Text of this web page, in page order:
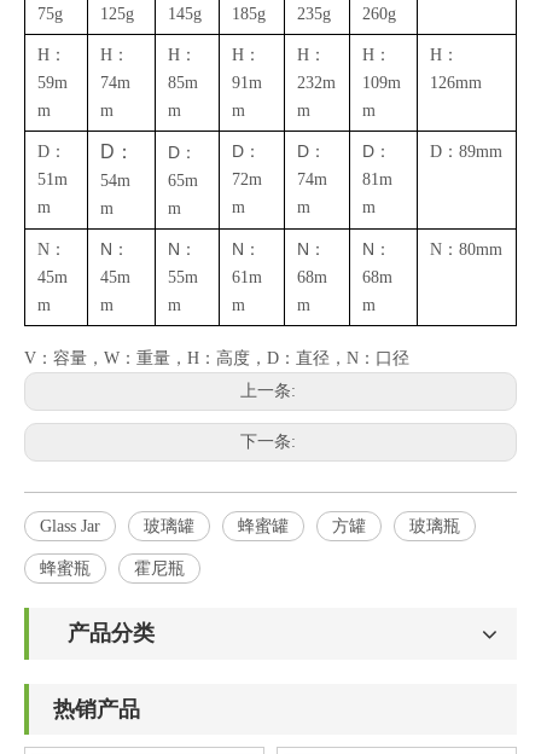
75g
125g
145g
185g
235g
260g
H：
59m
m
H：
74m
m
H：
85m
m
H：
91m
m
H：
232m
m
H：
109m
m
H：
126mm
D：
51m
m
D：
54m
m
D：
65m
m
D：
72m
m
D：
74m
m
D：
81m
m
D：89mm
N：
45m
m
N：
45m
m
N：
55m
m
N：
61m
m
N：
68m
m
N：
68m
m
N：80mm
V：容量，W：重量，H：高度，D：直径，N：口径
上一条:
下一条:
Glass Jar 玻璃罐 蜂蜜罐 方罐 玻璃瓶
蜂蜜瓶 霍尼瓶
产品分类
热销产品